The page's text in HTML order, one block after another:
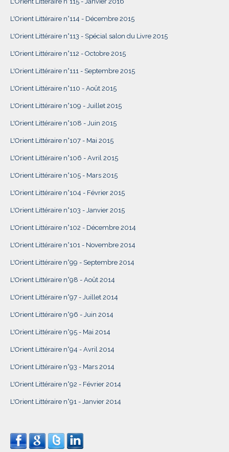
L'Orient Littéraire n°114 - Décembre 2015
L'Orient Littéraire n°113 - Spécial salon du Livre 2015
L'Orient Littéraire n°112 - Octobre 2015
L'Orient Littéraire n°111 - Septembre 2015
L'Orient Littéraire n°110 - Août 2015
L'Orient Littéraire n°109 - Juillet 2015
L'Orient Littéraire n°108 - Juin 2015
L'Orient Littéraire n°107 - Mai 2015
L'Orient Littéraire n°106 - Avril 2015
L'Orient Littéraire n°105 - Mars 2015
L'Orient Littéraire n°104 - Février 2015
L'Orient Littéraire n°103 - Janvier 2015
L'Orient Littéraire n°102 - Décembre 2014
L'Orient Littéraire n°101 - Novembre 2014
L'Orient Littéraire n°99 - Septembre 2014
L'Orient Littéraire n°98 - Août 2014
L'Orient Littéraire n°97 - Juillet 2014
L'Orient Littéraire n°96 - Juin 2014
L'Orient Littéraire n°95 - Mai 2014
L'Orient Littéraire n°94 - Avril 2014
L'Orient Littéraire n°93 - Mars 2014
L'Orient Littéraire n°92 - Février 2014
L'Orient Littéraire n°91 - Janvier 2014